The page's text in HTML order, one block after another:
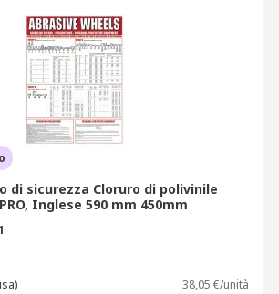
di sicurezza Cloruro di polivinile
Inglese 590 mm 450mm
38,05 €/unità